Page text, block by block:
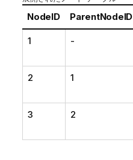
NodeID ParentNodeID
1 -
2 1
3 2